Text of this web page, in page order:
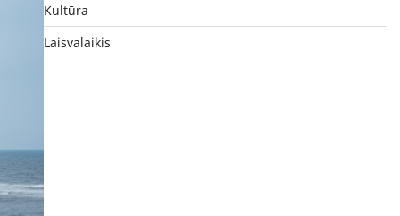
Kultūra
Laisvalaikis